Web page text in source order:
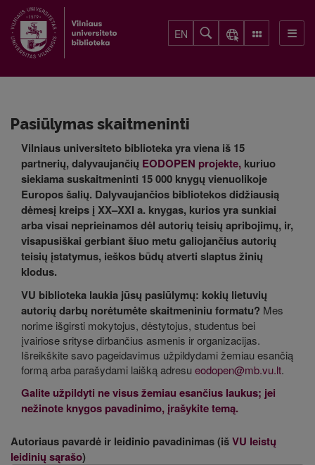
EN
Pasiūlymas skaitmeninti
Vilniaus universiteto biblioteka yra viena iš 15
partnerių, dalyvaujančių EODOPEN projekte, kuriuo
siekiama suskaitmeninti 15 000 knygų vienuolikoje
Europos šalių. Dalyvaujančios bibliotekos didžiausią
dėmesį kreips į XX–XXI a. knygas, kurios yra sunkiai
arba visai neprieinamos dėl autorių teisių apribojimų, ir,
visapusiškai gerbiant šiuo metu galiojančius autorių
teisių įstatymus, ieškos būdų atverti slaptus žinių
klodus.
VU biblioteka laukia jūsų pasiūlymų: kokių lietuvių
autorių darbų norėtumėte skaitmeniniu formatu? Mes
norime išgirsti mokytojus, dėstytojus, studentus bei
įvairiose srityse dirbančius asmenis ir organizacijas.
Išreikškite savo pageidavimus užpildydami žemiau esančią
formą arba parašydami laišką adresu eodopen@mb.vu.lt.
Galite užpildyti ne visus žemiau esančius laukus; jei
nežinote knygos pavadinimo, įrašykite temą.
Autoriaus pavardė ir leidinio pavadinimas (išVU leistų
leidinių sąrašo)